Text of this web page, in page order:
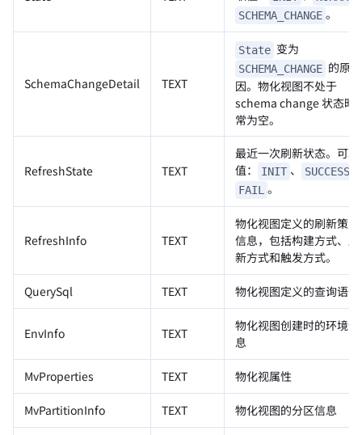
SCHEMA_CHANGE 。
SchemaChangeDetail TEXT
State 变为
SCHEMA_CHANGE 的原
因。物化视图不处于
schema change 状态时
常为空。
RefreshState TEXT
最近一次刷新状态。可取
值：
INIT 、 SUCCESS
FAIL 。
RefreshInfo TEXT
物化视图定义的刷新策略
信息，包括构建方式、刷
新方式和触发方式。
QuerySql TEXT 物化视图定义的查询语句
EnvInfo TEXT
物化视图创建时的环境信
息
MvProperties TEXT 物化视属性
MvPartitionInfo TEXT 物化视图的分区信息